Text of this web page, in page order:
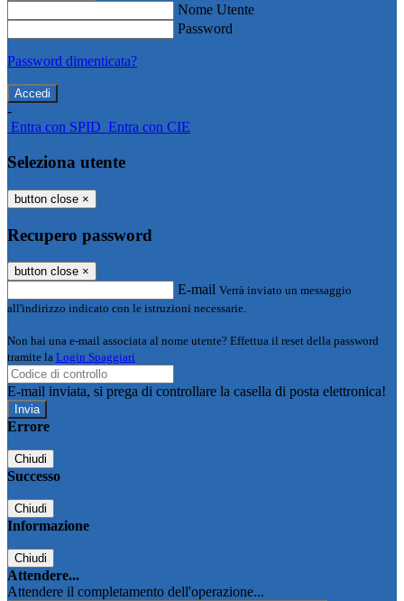
Nome Utente
Password
Password dimenticata?
-
Entra con SPID Entra con CIE
Seleziona utente
button close ×
Recupero password
button close ×
E-mail Verrà inviato un messaggio
all'indirizzo indicato con le istruzioni necessarie.
Non hai una e-mail associata al nome utente? Effettua il reset della password
tramite la Login Spaggiari
E-mail inviata, si prega di controllare la casella di posta elettronica!
Errore
Chiudi
Successo
Chiudi
Informazione
Chiudi
Attendere...
Attendere il completamento dell'operazione...